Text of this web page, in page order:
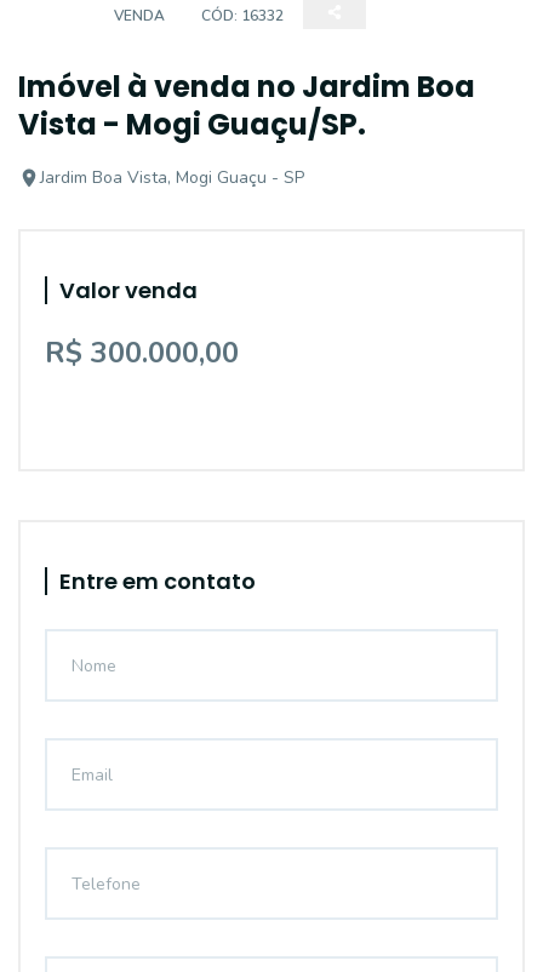
VENDA CÓD: 16332
Imóvel à venda no Jardim Boa
Vista - Mogi Guaçu/SP.
Jardim Boa Vista, Mogi Guaçu - SP
Valor venda
R$ 300.000,00
Entre em contato